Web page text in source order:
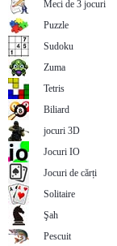
Meci de 3 jocuri
Puzzle
Sudoku
Zuma
Tetris
Biliard
jocuri 3D
Jocuri IO
Jocuri de cărți
Solitaire
Şah
Pescuit